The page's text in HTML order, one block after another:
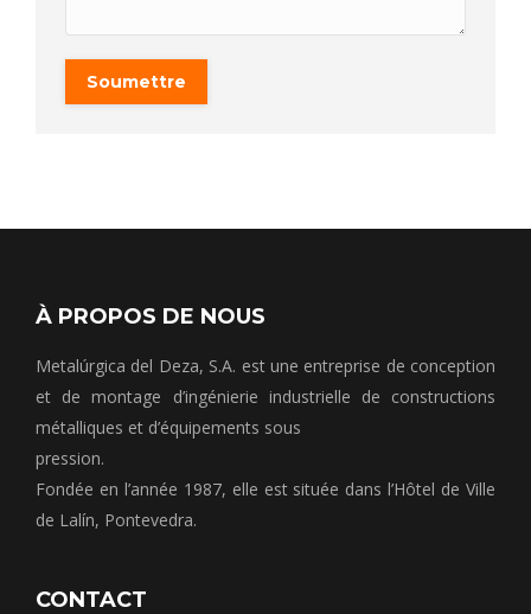
Soumettre
À PROPOS DE NOUS
Metalúrgica del Deza, S.A. est une entreprise de conception
et de montage d’ingénierie industrielle de constructions
métalliques et d’équipements sous
pression.
Fondée en l’année 1987, elle est située dans l’Hôtel de Ville
de Lalín, Pontevedra.
CONTACT